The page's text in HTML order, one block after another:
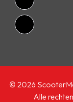
© 2026
Alle rechten